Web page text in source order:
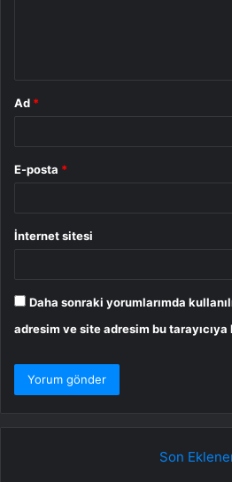
Ad *
E-posta *
İnternet sitesi
Daha sonraki yorumlarımda
adresim ve site adresim bu
Son